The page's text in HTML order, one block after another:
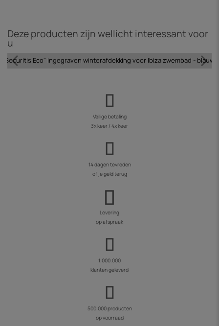
Deze producten zijn wellicht interessant voor
u
Securitis Eco" ingegraven winterafdekking voor Ibiza zwembad - blauw
Veilige betaling
3x keer / 4x keer
14 dagen tevreden
of je geld terug
Levering
op afspraak
1.000.000
klanten geleverd
500.000 producten
op voorraad